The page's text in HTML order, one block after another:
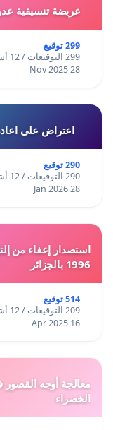
عريضة تنسيقية
299 توقيع
299 التوقيعات / 12 أشهر
28 Nov 2025
اعتراض على
290 توقيع
290 التوقيعات / 12 أشهر
28 Jan 2026
1996 بالجزائر
514 توقيع
209 التوقيعات / 12 أشهر
16 Apr 2025
معالجة أوجه القصور
الخضراء